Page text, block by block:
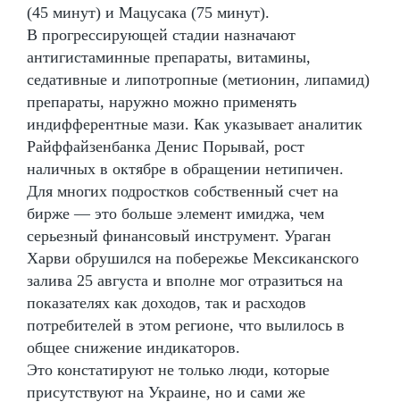
(45 минут) и Мацусака (75 минут).
В прогрессирующей стадии назначают
антигистаминные препараты, витамины,
седативные и липотропные (метионин, липамид)
препараты, наружно можно применять
индифферентные мази. Как указывает аналитик
Райффайзенбанка Денис Порывай, рост
наличных в октябре в обращении нетипичен.
Для многих подростков собственный счет на
бирже — это больше элемент имиджа, чем
серьезный финансовый инструмент. Ураган
Харви обрушился на побережье Мексиканского
залива 25 августа и вполне мог отразиться на
показателях как доходов, так и расходов
потребителей в этом регионе, что вылилось в
общее снижение индикаторов.
Это констатируют не только люди, которые
присутствуют на Украине, но и сами же